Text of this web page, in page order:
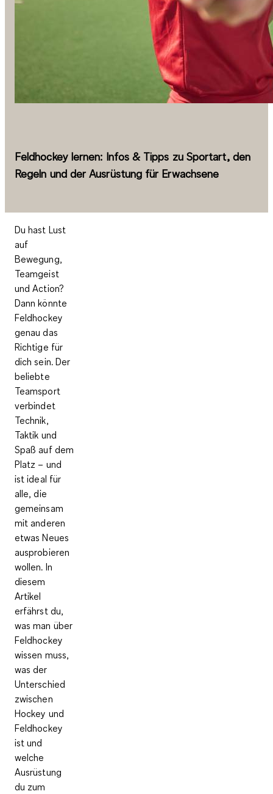
Feldhockey lernen: Infos & Tipps zu Sportart, den
Regeln und der Ausrüstung für Erwachsene
Du hast Lust
auf
Bewegung,
Teamgeist
und Action?
Dann könnte
Feldhockey
genau das
Richtige für
dich sein. Der
beliebte
Teamsport
verbindet
Technik,
Taktik und
Spaß auf dem
Platz – und
ist ideal für
alle, die
gemeinsam
mit anderen
etwas Neues
ausprobieren
wollen. In
diesem
Artikel
erfährst du,
was man über
Feldhockey
wissen muss,
was der
Unterschied
zwischen
Hockey und
Feldhockey
ist und
welche
Ausrüstung
du zum